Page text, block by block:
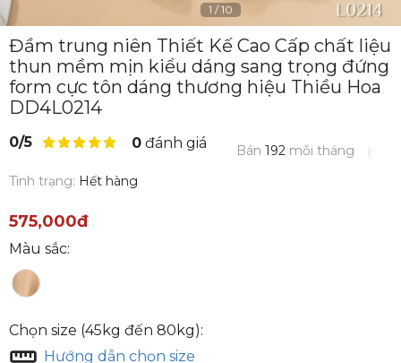
1 /10
Đầm trung niên Thiết Kế Cao Cấp chất liệu
thun mềm mịn kiểu dáng sang trọng đứng
form cực tôn dáng thương hiệu Thiều Hoa
DD4L0214
0/5 0 đánh giá Bán 192 mỗi tháng
Tình trạng: Hết hàng
575,000đ
Màu sắc:
Chọn size (45kg đến 80kg):
Hướng dẫn chọn size